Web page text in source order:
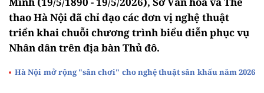
thao Hà Nội đã chỉ đạo các đơn vị nghệ thuật
triển khai chuỗi chương trình biểu diễn phục vụ
Nhân dân trên địa bàn Thủ đô.
Hà Nội mở rộng "sân chơi" cho nghệ thuật sân khấu năm 2026